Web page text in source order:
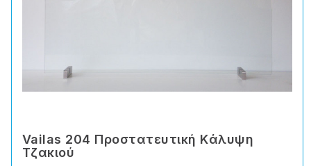
Vailas 204 Προστατευτική Kάλυψη
Tζακιού